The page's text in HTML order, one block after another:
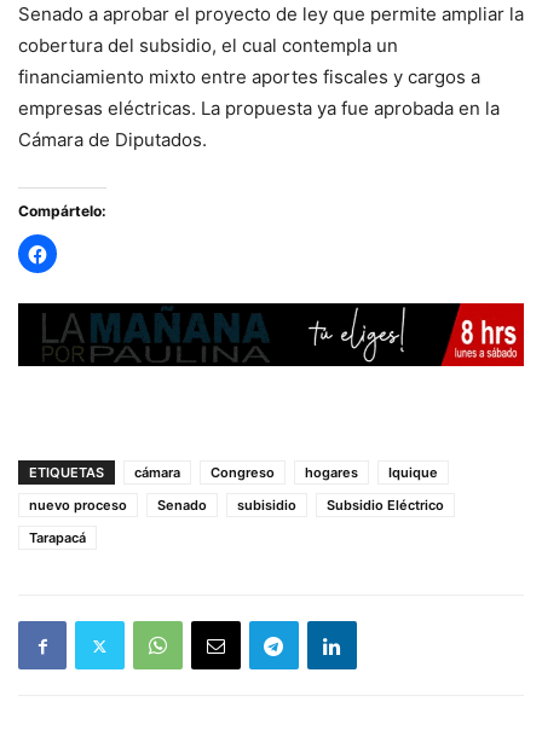
Senado a aprobar el proyecto de ley que permite ampliar la
cobertura del subsidio, el cual contempla un
financiamiento mixto entre aportes fiscales y cargos a
empresas eléctricas. La propuesta ya fue aprobada en la
Cámara de Diputados.
Compártelo:
ETIQUETAS cámara Congreso hogares
Iquique
nuevo proceso
Senado subisidio
Subsidio Eléctrico
Tarapacá